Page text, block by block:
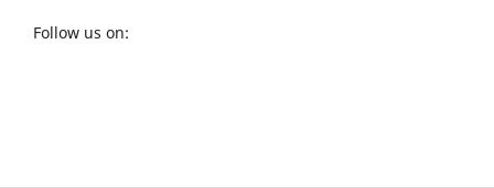
Follow us on: